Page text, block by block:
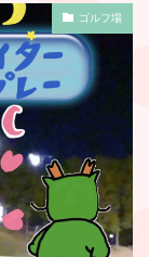
ゴルフ場